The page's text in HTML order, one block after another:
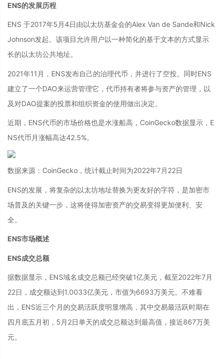
ENS的发展历程
ENS 于2017年5月4日由以太坊基金会的Alex Van de Sande和Nick
Johnson发起。该项目允许用户以一种简化的基于文本的方式显示
长的以太坊公共地址。
2021年11月，ENS发布自己的治理代币，并进行了空投。同时ENS
建立了一个DAO来运营管理它，代币持有者将参与资产的管理，以
及对DAO提案的投票和组织资金的使用做出决定。
近期，ENS代币的市场价格也是水涨船高，CoinGecko数据显示，E
NS代币月涨幅高达42.5%。
数据来源：CoinGecko，统计截止时间为2022年7月22日
ENS的发展，将复杂的以太坊地址替换为更友好的字符，是加密市
场普及的关键一步，这将使得加密资产的交易变得更加便利、安
全。
ENS市场概述
ENS成交总额
据数据显示，ENS域名成交总额已经突破1亿美元，截至2022年7月
22日，成交额达到1.0033亿美元，市值为6693万美元。不难看
出，ENS近三个月的交易活跃度明显增高，其中交易最活跃时期在
四月底五月初，5月2日单天的成交总额达到最高值，接近867万美
元。